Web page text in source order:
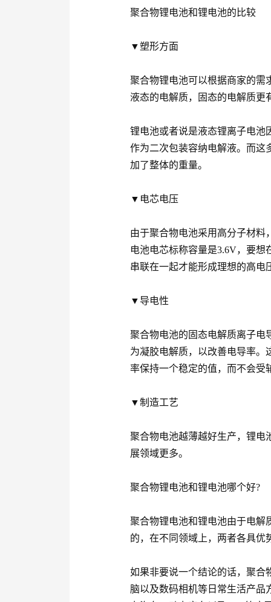
聚合物锂电池和锂电池的比较
▼塑形方面
聚合物锂电池可以根据商家的需
液态的电解质，固态的电解质更
锂电池或者说是液态锂离子电池
作为二次包装容纳电解液。而这
加了整体的重量。
▼电芯电压
由于聚合物电池采用高分子材料
电池电芯标称容量是3.6V，要
串联在一起才能形成理想的高电
▼导电性
聚合物电池的固态电解质离子电
为凝胶电解质，以改善电导率。
率保持一个稳定的值，而不会受
▼制造工艺
聚合物电池越薄越好生产，锂电
展领域更多。
聚合物锂电池和锂电池哪个好?
聚合物锂电池和锂电池由于电解
的，在不同领域上，两者各具优
如果非要说一个结论的话，聚合
脑以及数码相机等日常生活产品